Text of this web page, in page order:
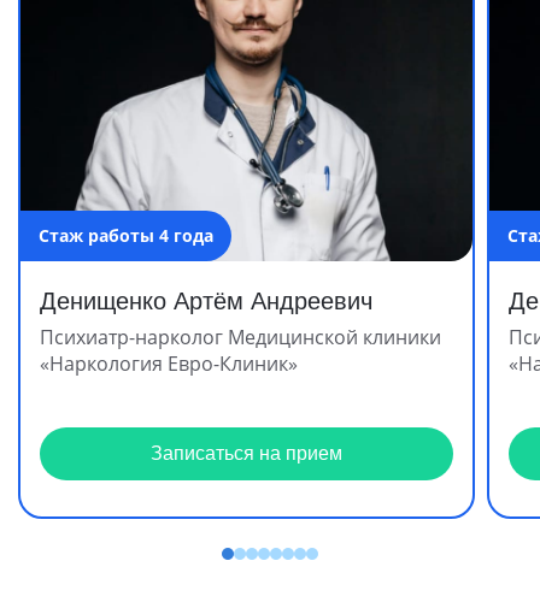
Стаж работы 4 года
Денищенко Артём Андреевич
Психиатр-нарколог Медицинской клиники
«Наркология Евро-Клиник»
Записаться на прием